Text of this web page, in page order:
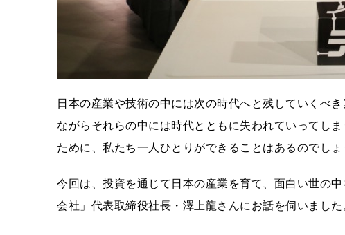
日本の産業や技術の中には次の時代へと残していくべ
ながらそれらの中には時代とともに失われていってし
ために、私たち一人ひとりができることはあるのでしょ
今回は、投資を通じて日本の産業を育て、面白い世の
会社」代表取締役社長・澤上龍さんにお話を伺いました